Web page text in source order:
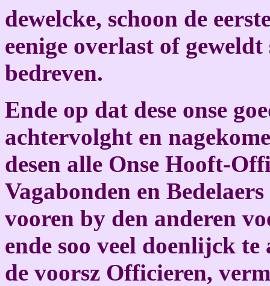
dewelcke, schoon de
eenige overlast of
bedreven.
Ende op dat dese onse
achtervolght en
desen alle Onse Hooft-
Vagabonden en
vooren by den anderen
ende soo veel doenlijck
de voorsz Officieren,